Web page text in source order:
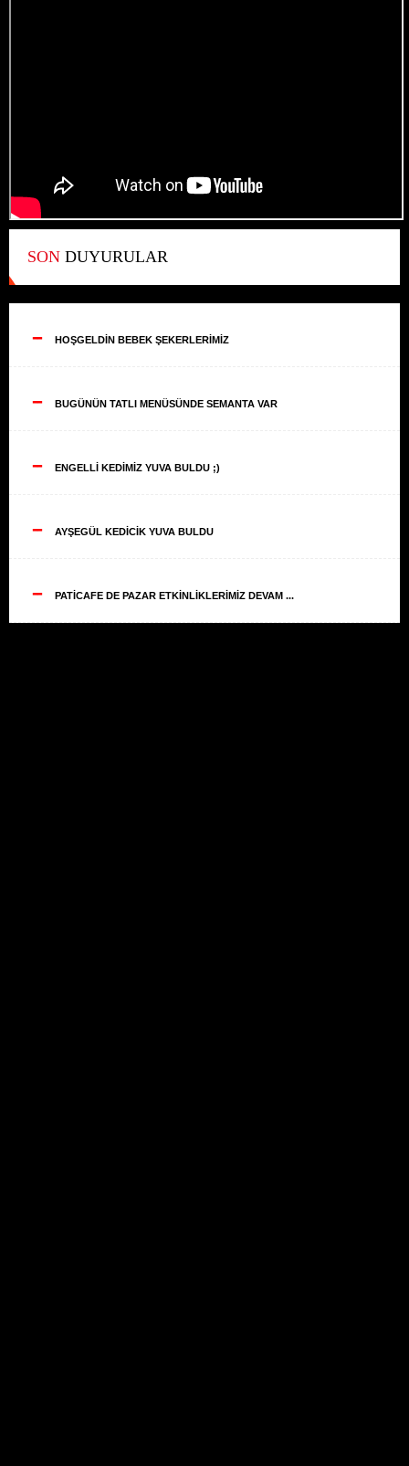
SON DUYURULAR
-- HOŞGELDİN BEBEK ŞEKERLERİMİZ
-- BUGÜNÜN TATLI MENÜSÜNDE SEMANTA VAR
-- ENGELLİ KEDİMİZ YUVA BULDU ;)
-- AYŞEGÜL KEDİCİK YUVA BULDU
-- PATİCAFE DE PAZAR ETKİNLİKLERİMİZ DEVAM ...